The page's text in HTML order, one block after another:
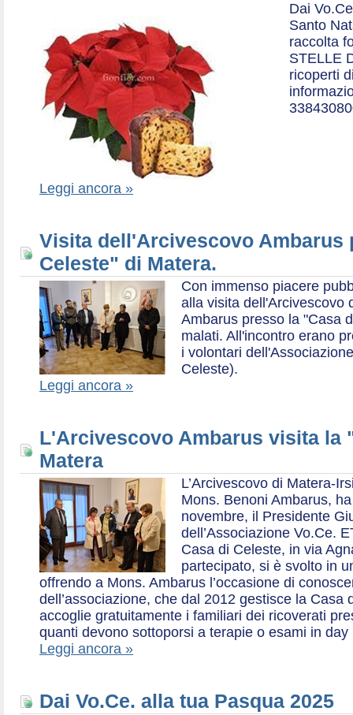
Dai
Santo
raccolta
STELLE
ricoperti
Leggi ancora »
Visita dell'Arcivescovo Ambarus
Celeste" di Matera.
Con immenso piacere
alla visita dell'Arcivescovo
Ambarus presso la "Casa
malati. All'incontro erano
i volontari
Celeste).
Leggi ancora »
L'Arcivescovo Ambarus visita la
Matera
L’Arcivescovo di Matera-
Mons. Benoni Ambarus,
novembre, il Presidente
dell’Associazione Vo.Ce.
Casa di Celeste, in via
partecipato, si è svolto in
offrendo a Mons. Ambarus l’occasione di
dell’associazione, che dal 2012 gestisce la Casa
accoglie gratuitamente i familiari dei ricoverati
quanti devono sottoporsi a terapie o esami in day
Leggi ancora »
Dai Vo.Ce. alla tua Pasqua 2025